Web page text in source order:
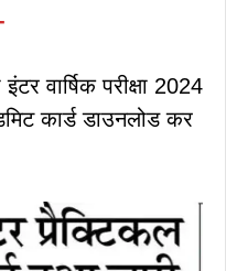
वार्षिक परीक्षा 2024
कार्ड डाउनलोड कर